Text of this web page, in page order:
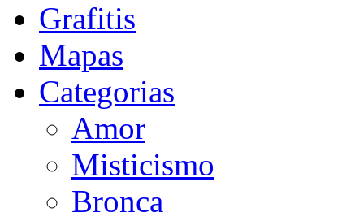
Grafitis
Mapas
Categorias
Amor
Misticismo
Bronca